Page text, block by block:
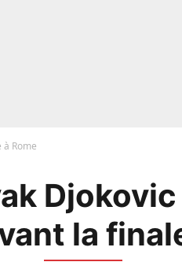
Rome
la